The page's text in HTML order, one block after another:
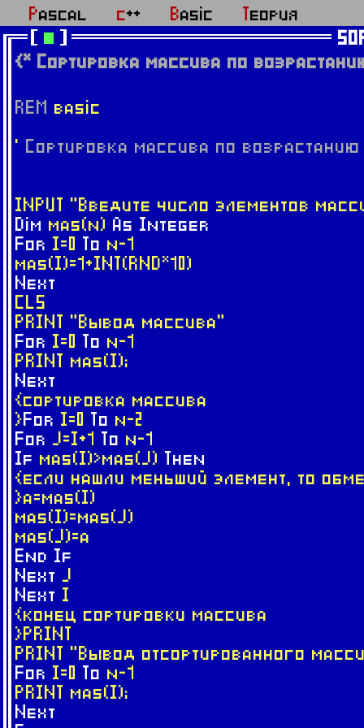
Pascal c++ Basic
Теория
{* Сортировка массива по
REM basic
' Сортировка массива по возрастанию
INPUT "Введите число элементов
Dim mas(n) As Integer
For I=0 To n-1
mas(I)=1+INT(RND*10)
Next
CLS
PRINT "Вывод массива"
For I=0 To n-1
PRINT mas(I);
Next
{сортировка массива
}For I=0 To n-2
For J=I+1 To n-1
If mas(I)>mas(J) Then
{если нашли меньший элемент, то
}a=mas(I)
mas(I)=mas(J)
mas(J)=a
End If
Next J
Next I
{конец сортировки массива
}PRINT
PRINT "Вывод отсортированного
For I=0 To n-1
PRINT mas(I);
Next